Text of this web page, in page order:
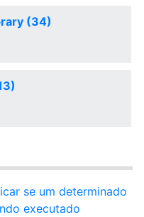
(34)
se um determinado
executado